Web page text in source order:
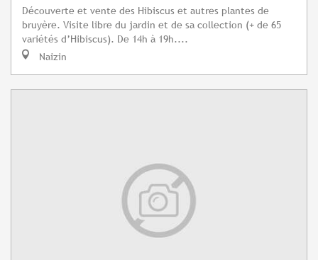
Découverte et vente des Hibiscus et autres plantes de
bruyère. Visite libre du jardin et de sa collection (+ de 65
variétés d’Hibiscus). De 14h à 19h....
Naizin